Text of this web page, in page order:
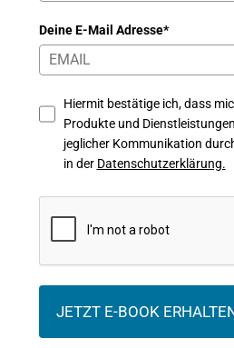
Deine E-Mail Adresse*
Hiermit bestätige ich, dass
Produkte und
jeglicher Kommunikation
in der Datenschutzerklärung.
JETZT E-BOOK